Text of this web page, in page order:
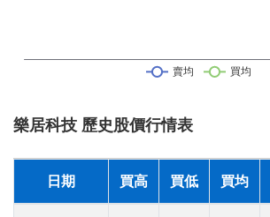
樂居科技 歷史股價行情表
日期 買高 買低 買均